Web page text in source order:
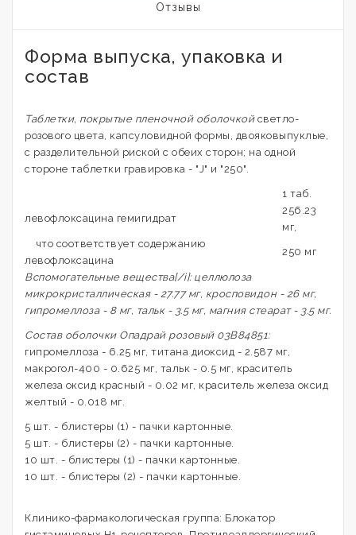
Отзывы
Форма выпуска, упаковка и
состав
Таблетки, покрытые пленочной оболочкойсветло-
розового цвета, капсуловидной формы, двояковыпуклые,
с разделительной риской с обеих сторон; на одной
стороне таблетки гравировка - "J" и "250".
1 таб.
левофлоксацина гемигидрат
256.23
мг,
что соответствует содержанию
левофлоксацина
250 мг
Вспомогательные вещества[/i]: целлюлоза
микрокристаллическая - 27.77 мг, кросповидон - 26 мг,
гипромеллоза - 8 мг, тальк - 3.5 мг, магния стеарат - 3.5 мг.
Состав оболочки Опадрай розовый 03В84851:
гипромеллоза - 6.25 мг, титана диоксид - 2.587 мг,
макрогол-400 - 0.625 мг, тальк - 0.5 мг, краситель
железа оксид красный - 0.02 мг, краситель железа оксид
желтый - 0.018 мг.
5 шт. - блистеры (1) - пачки картонные.
5 шт. - блистеры (2) - пачки картонные.
10 шт. - блистеры (1) - пачки картонные.
10 шт. - блистеры (2) - пачки картонные.
Клинико-фармакологическая группа: Блокатор